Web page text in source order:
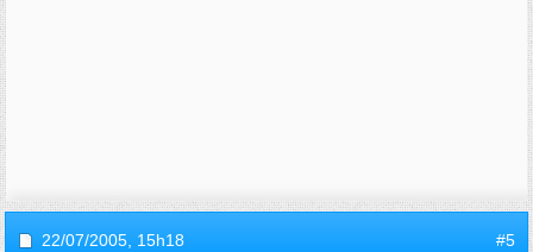
22/07/2005, 15h18 #5